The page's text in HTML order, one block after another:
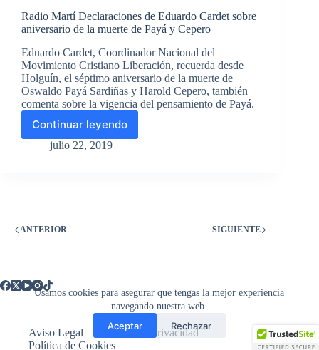
Usamos cookies para asegurar que tengas la mejor experiencia
navegando nuestra web.
Aceptar Rechazar
Payá
Radio Martí Declaraciones de Eduardo Cardet sobre
aniversario de la muerte de Payá y Cepero
Eduardo Cardet, Coordinador Nacional del
Movimiento Cristiano Liberación, recuerda desde
Holguín, el séptimo aniversario de la muerte de
Oswaldo Payá Sardiñas y Harold Cepero, también
comenta sobre la vigencia del pensamiento de Payá.
Continuar leyendo
Radio
Martí
Payá
Cepero
julio 22, 2019
ANTERIOR SIGUIENTE
Aviso Legal
Política de Privacidad
Política de Cookies